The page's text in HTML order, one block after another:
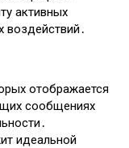
активных
воздействий․
отображается
сообщениях
идеальной